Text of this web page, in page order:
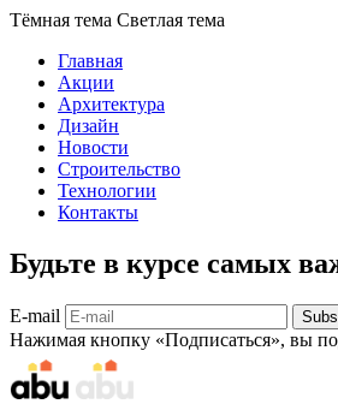
Тёмная тема Светлая тема
Главная
Акции
Архитектура
Дизайн
Новости
Строительство
Технологии
Контакты
Будьте в курсе самых
E-mail
Нажимая кнопку «Подписаться», вы